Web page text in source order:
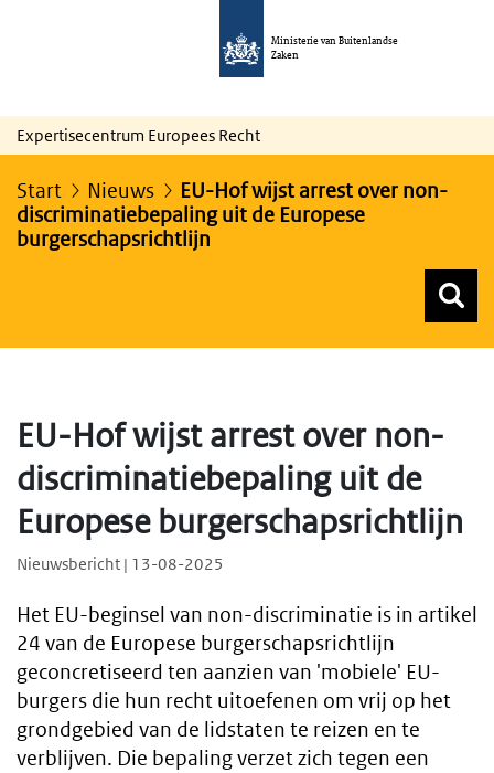
Ministerie van Buitenlandse
Zaken
Expertisecentrum Europees Recht
Start Nieuws
EU-Hof wijst arrest over non-
discriminatiebepaling uit de Europese
burgerschapsrichtlijn
EU-Hof wijst arrest over non-
discriminatiebepaling uit de
Europese burgerschapsrichtlijn
Nieuwsbericht | 13-08-2025
Het EU-beginsel van non-discriminatie is in artikel
24 van de Europese burgerschapsrichtlijn
geconcretiseerd ten aanzien van 'mobiele' EU-
burgers die hun recht uitoefenen om vrij op het
grondgebied van de lidstaten te reizen en te
verblijven. Die bepaling verzet zich tegen een